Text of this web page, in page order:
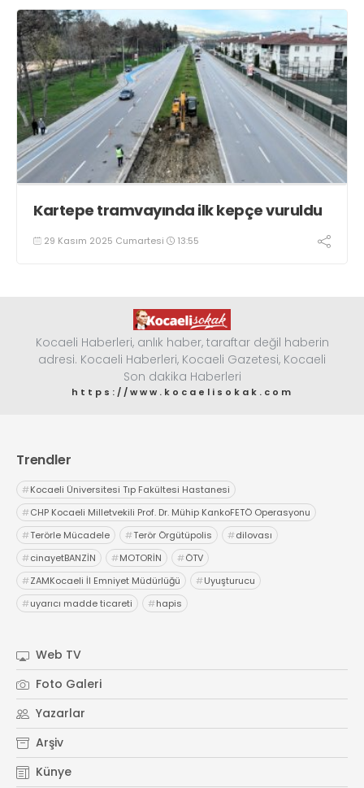
Kartepe tramvayında ilk kepçe vuruldu
29 Kasım 2025 Cumartesi 13:55
Kocaeli Haberleri, anlık haber, taraftar değil haberin
adresi. Kocaeli Haberleri, Kocaeli Gazetesi, Kocaeli
Son dakika Haberleri
https://www.kocaelisokak.com
Trendler
#Kocaeli Üniversitesi Tıp Fakültesi Hastanesi
#CHP Kocaeli Milletvekili Prof. Dr. Mühip KankoFETÖ Operasyonu
#Terörle Mücadele #Terör Örgütüpolis #dilovası
#cinayetBANZİN #MOTORİN #ÖTV
#ZAMKocaeli İl Emniyet Müdürlüğü #Uyuşturucu
#uyarıcı madde ticareti #hapis
Web TV
Foto Galeri
Yazarlar
Arşiv
Künye